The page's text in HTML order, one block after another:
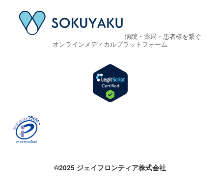
病院・薬局・患者様を繋ぐ
オンラインメディカルプラットフォーム
©2025 ジェイフロンティア株式会社